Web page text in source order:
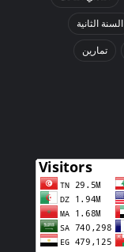
السنة الثانية
تمارين